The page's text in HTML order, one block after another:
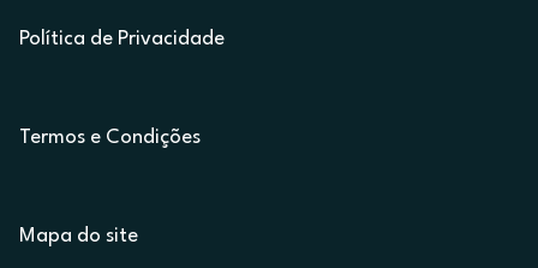
Política de Privacidade
Termos e Condições
Mapa do site